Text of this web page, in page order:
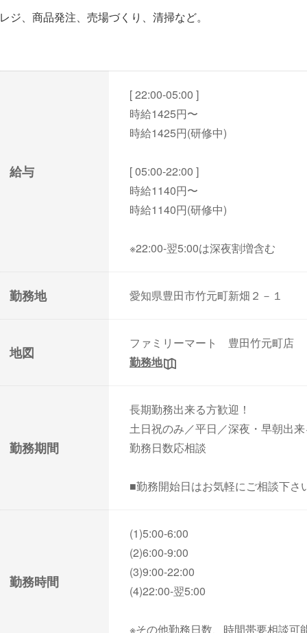
レジ、商品発注、売場づくり、清掃など。
給与
[ 22:00-05:00 ]
時給1425円〜
時給1425円(研修中)
[ 05:00-22:00 ]
時給1140円〜
時給1140円(研修中)
※22:00-翌5:00は深夜割増含む
勤務地 愛知県豊田市竹元町新畑２－１
地図
ファミリーマート 豊田竹元町店
勤務地
勤務期間
長期勤務出来る方歓迎！
土日祝のみ／平日／深夜・早朝出
勤務日数応相談
■勤務開始日はお気軽にご相談下さ
勤務時間
(1)5:00-6:00
(2)6:00-9:00
(3)9:00-22:00
(4)22:00-翌5:00
※その他勤務日数、時間帯要相談可